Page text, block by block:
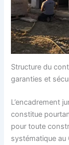
Structure du
garanties et
L’encadrement
constitue
pour toute
systématique